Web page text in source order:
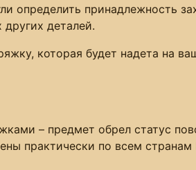
определить принадлежность
деталей.
которая будет надета на
– предмет обрел статус
практически по всем